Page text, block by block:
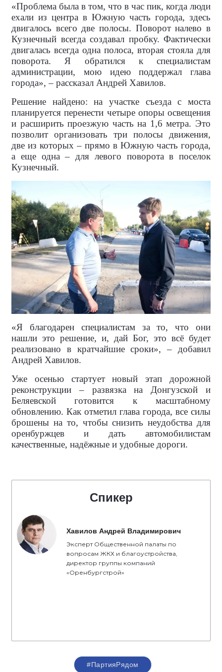
«Проблема была в том, что в час пик, когда люди
ехали из центра в Южную часть города, здесь
двигалось всего две полосы. Поворот налево в
Кузнечный всегда создавал пробку. Фактически
двигалась всегда одна полоса, вторая стояла для
поворота. Я обратился к специалистам
администрации, мою идею поддержал глава
города», – рассказал Андрей Хавилов.
Решение найдено: на участке съезда с моста
планируется перенести четыре опоры освещения
и расширить проезжую часть на 1,6 метра. Это
позволит организовать три полосы движения,
две из которых – прямо в Южную часть города,
а еще одна – для левого поворота в поселок
Кузнечный.
«Я благодарен специалистам за то, что они
нашли это решение, и, дай Бог, это всё будет
реализовано в кратчайшие сроки», – добавил
Андрей Хавилов.
Уже осенью стартует новый этап дорожной
реконструкции – развязка на Донгузской и
Беляевской готовится к масштабному
обновлению. Как отметил глава города, все силы
брошены на то, чтобы снизить неудобства для
оренбуржцев и дать автомобилистам
качественные, надёжные и удобные дороги.
Спикер
Хавилов Андрей Владимирович
Эксперт Общественной палаты по
вопросам ЖКХ и благоустройства,
директор группы компаний
«Оренбургстрой»
#ПартияРядом